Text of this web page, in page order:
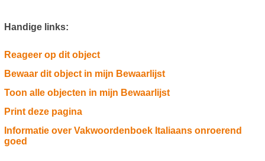
Handige links:
Reageer op dit object
Bewaar dit object in mijn Bewaarlijst
Toon alle objecten in mijn Bewaarlijst
Print deze pagina
Informatie over Vakwoordenboek Italiaans onroerend
goed